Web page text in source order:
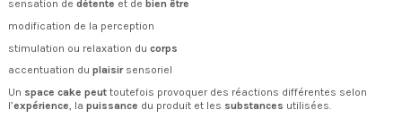
sensation de détente et de bien être
modification de la perception
stimulation ou relaxation du corps
accentuation du plaisirsensoriel
Un space cake peut toutefois provoquer des réactions différentes selon
l’expérience , la puissance du produit et les substances utilisées.